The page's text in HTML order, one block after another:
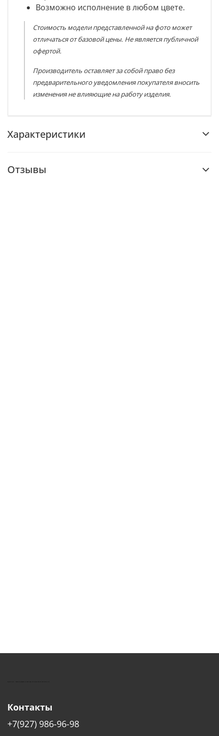
Возможно исполнение в любом цвете.
Стоимость модели представленной на фото может
отличаться от базовой цены. Не является публичной
офертой.
Производитель оставляет за собой право без
предварительного уведомления покупателя вносить
изменения не влияющие на работу изделия.
Характеристики
Отзывы
КУШТУТ - ОБОРУДОВАНИЕ ДЛЯ САЛОНОВ КРАСОТЫ
Контакты
+7(927) 986-96-98